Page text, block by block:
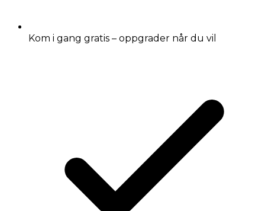
Kom i gang gratis – oppgrader når du vil